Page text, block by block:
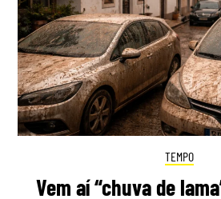
TEMPO
Vem aí “chuva de